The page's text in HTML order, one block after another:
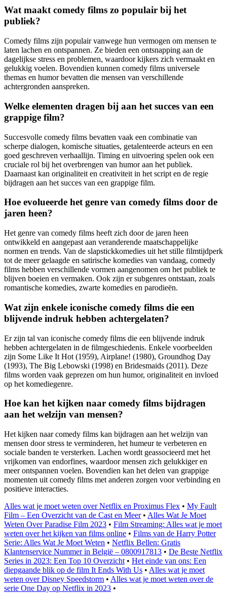
Wat maakt comedy films zo populair bij het
publiek?
Comedy films zijn populair vanwege hun vermogen om mensen te
laten lachen en ontspannen. Ze bieden een ontsnapping aan de
dagelijkse stress en problemen, waardoor kijkers zich vermaakt en
gelukkig voelen. Bovendien kunnen comedy films universele
themas en humor bevatten die mensen van verschillende
achtergronden aanspreken.
Welke elementen dragen bij aan het succes van een
grappige film?
Succesvolle comedy films bevatten vaak een combinatie van
scherpe dialogen, komische situaties, getalenteerde acteurs en een
goed geschreven verhaallijn. Timing en uitvoering spelen ook een
cruciale rol bij het overbrengen van humor aan het publiek.
Daarnaast kan originaliteit en creativiteit in het script en de regie
bijdragen aan het succes van een grappige film.
Hoe evolueerde het genre van comedy films door de
jaren heen?
Het genre van comedy films heeft zich door de jaren heen
ontwikkeld en aangepast aan veranderende maatschappelijke
normen en trends. Van de slapstickkomedies uit het stille filmtijdperk
tot de meer gelaagde en satirische komedies van vandaag, comedy
films hebben verschillende vormen aangenomen om het publiek te
blijven boeien en vermaken. Ook zijn er subgenres ontstaan, zoals
romantische komedies, zwarte komedies en parodieën.
Wat zijn enkele iconische comedy films die een
blijvende indruk hebben achtergelaten?
Er zijn tal van iconische comedy films die een blijvende indruk
hebben achtergelaten in de filmgeschiedenis. Enkele voorbeelden
zijn Some Like It Hot (1959), Airplane! (1980), Groundhog Day
(1993), The Big Lebowski (1998) en Bridesmaids (2011). Deze
films worden vaak geprezen om hun humor, originaliteit en invloed
op het komediegenre.
Hoe kan het kijken naar comedy films bijdragen
aan het welzijn van mensen?
Het kijken naar comedy films kan bijdragen aan het welzijn van
mensen door stress te verminderen, het humeur te verbeteren en
sociale banden te versterken. Lachen wordt geassocieerd met het
vrijkomen van endorfines, waardoor mensen zich gelukkiger en
meer ontspannen voelen. Bovendien kan het delen van grappige
momenten uit comedy films met anderen zorgen voor verbinding en
positieve interacties.
Alles wat je moet weten over Netflix en Proximus Flex • My Fault
Film – Een Overzicht van de Cast en Meer• Alles Wat Je Moet
Weten Over Paradise Film 2023 • Film Streaming: Alles wat je moet
weten over het kijken van films online • Films van de Harry Potter
Serie: Alles Wat Je Moet Weten • Netflix Bellen: Gratis
Klantenservice Nummer in België – 0800917813 • De Beste Netflix
Series in 2023: Een Top 10 Overzicht • Het einde van ons: Een
diepgaande blik op de film It Ends With Us • Alles wat je moet
weten over Disney Speedstorm • Alles wat je moet weten over de
serie One Day op Netflix in 2023 •